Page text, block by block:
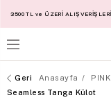
3500 TL ve ÜZERİ
Anasayfa PINK
Seamless Tanga Külot